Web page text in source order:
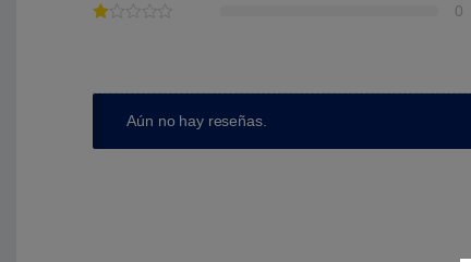
0
Aún no hay reseñas.